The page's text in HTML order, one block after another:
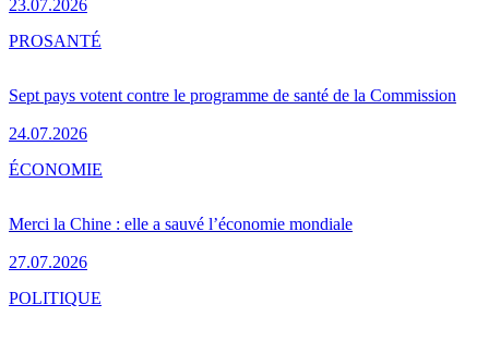
23.07.2026
Sept pays votent contre le programme de santé de la Commission
24.07.2026
PROSANTÉ
Merci la Chine : elle a sauvé l’économie mondiale
27.07.2026
ÉCONOMIE
POLITIQUE